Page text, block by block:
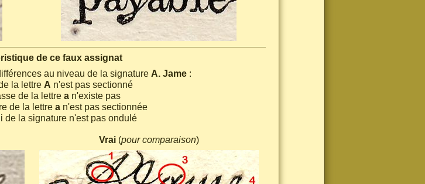
de ce faux assignat
au niveau de la signature A. Jame :
la lettre A n'est pas sectionné
de la lettre a n'existe pas
de la lettre an'est pas sectionnée
de la signature n'est pas ondulé
Vrai(pour comparaison)